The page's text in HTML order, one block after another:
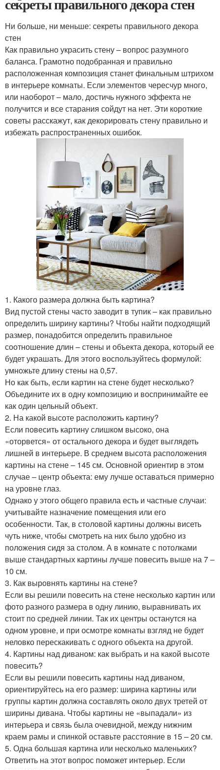
секреты правильного декора стен
Ни больше, ни меньше: секреты правильного декора
стен
Как правильно украсить стену – вопрос разумного
баланса. Грамотно подобранная и правильно
расположенная композиция станет финальным штрихом
в интерьере комнаты. Если элементов чересчур много,
или наоборот – мало, достичь нужного эффекта не
получится и все старания сойдут на нет. Эти короткие
советы расскажут, как декорировать стену правильно и
избежать распространенных ошибок.
1. Какого размера должна быть картина?
Вид пустой стены часто заводит в тупик – как правильно
определить ширину картины? Чтобы найти подходящий
размер, понадобится определить правильное
соотношение длин – стены и объекта декора, который ее
будет украшать. Для этого воспользуйтесь формулой:
умножьте длину стены на 0,57.
Но как быть, если картин на стене будет несколько?
Объедините их в одну композицию и воспринимайте ее
как один цельный объект.
2. На какой высоте расположить картину?
Если повесить картину слишком высоко, она
«оторвется» от остального декора и будет выглядеть
лишней в интерьере. В среднем высота расположения
картины на стене – 145 см. Основной ориентир в этом
случае – центр объекта: ему лучше оставаться примерно
на уровне глаз.
Однако у этого общего правила есть и частные случаи:
учитывайте назначение помещения или его
особенности. Так, в столовой картины должны висеть
чуть ниже, чтобы смотреть на них было удобно из
положения сидя за столом. А в комнате с потолками
выше стандартных картины лучше повесить выше на 7 –
10 см.
3. Как выровнять картины на стене?
Если вы решили повесить на стене несколько картин или
фото разного размера в одну линию, выравнивать их
стоит по средней линии. Так их центры останутся на
одном уровне, и при осмотре комнаты взгляд не будет
неловко перескакивать с одного объекта на другой.
4. Картины над диваном: как выбрать и на какой высоте
повесить?
Если вы решили повесить картины над диваном,
ориентируйтесь на его размер: ширина картины или
группы картин должна составлять около двух третей от
ширины дивана. Чтобы картины не «выпадали» из
интерьера и связь была очевидной, между нижним
краем рамы и спинкой оставьте расстояние в 15 – 20 см.
5. Одна большая картина или несколько маленьких?
Ответить на этот вопрос поможет интерьер. Если